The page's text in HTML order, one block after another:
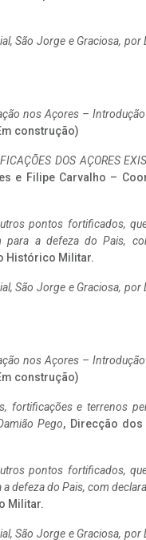
São Jorge e Graciosa, por
nos Açores –
construção)
DOS AÇORES
e Filipe Carvalho –
pontos fortificados,
para a defeza do Pais,
Histórico Militar.
São Jorge e Graciosa, por
nos Açores –
construção)
fortificações e terrenos
Pego, Direcção
pontos fortificados,
defeza do Pais, com
Militar.
São Jorge e Graciosa, por